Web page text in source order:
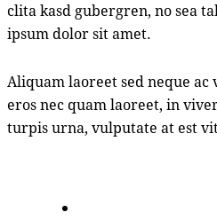
clita kasd gubergren, no sea
ipsum dolor sit amet.
Aliquam laoreet sed neque ac
eros nec quam laoreet, in
turpis urna, vulputate at est